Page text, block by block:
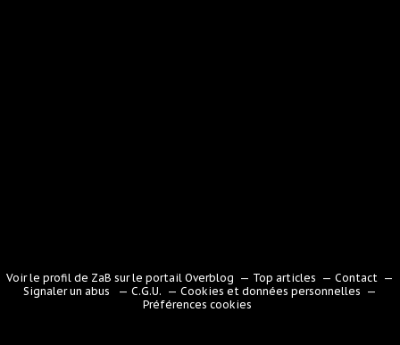
Voir le profil de ZaB sur le portail Overblog Top articles
Contact
Signaler un abus
C.G.U.
Cookies et données personnelles
Préférences cookies